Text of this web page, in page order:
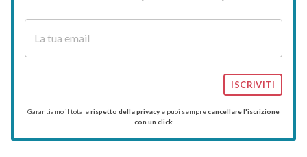
ISCRIVITI
Garantiamo il totalerispetto della privacy e puoi semprecancellare l'iscrizione
con un click